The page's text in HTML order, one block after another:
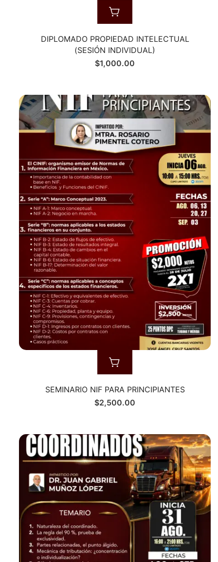
DIPLOMADO PROPIEDAD INTELECTUAL
(SESIÓN INDIVIDUAL)
$1,000.00
SEMINARIO NIF PARA PRINCIPIANTES
$2,500.00